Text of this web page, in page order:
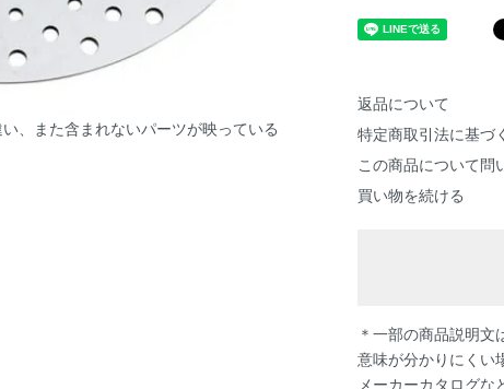
、また含まれないパーツが映っている
返品について
特定商取引法に基づ
この商品について問
買い物を続ける
＊一部の商品説明文
意味が分かりにくい
メーカーカタログな